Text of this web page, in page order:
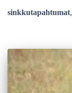
sinkkutapahtumat,